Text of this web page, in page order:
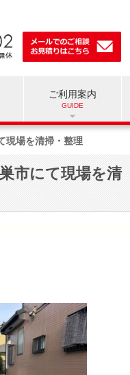
ご利用案内
現場を清掃・整理
市にて現場を清